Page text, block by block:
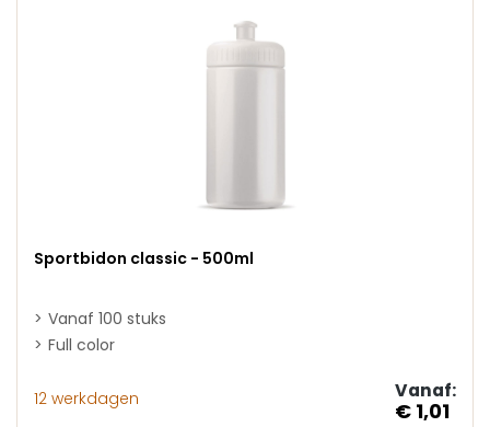
Sportbidon classic - 500ml
Vanaf 100 stuks
Full color
12 werkdagen Vanaf:
€ 1,01